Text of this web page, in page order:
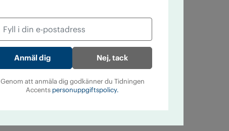
Nej, tack
Genom att anmäla dig godkänner du Tidningen
Accents personuppgiftspolicy.